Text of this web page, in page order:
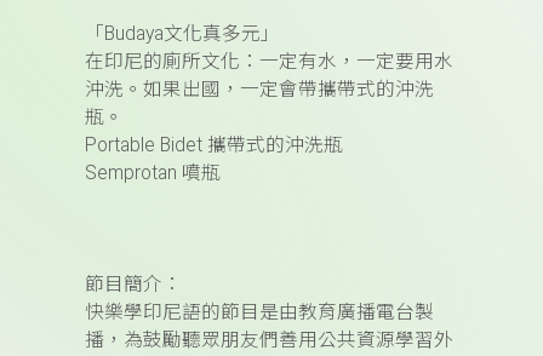
「 Budaya文化真多元」
在印尼的廁所文化：一定有水，一定要用水
沖洗。如果出國，一定會帶攜帶式的沖洗
瓶。
Portable Bidet 攜帶式的沖洗瓶
Semprotan 噴瓶
節目簡介：
快樂學印尼語的節目是由教育廣播電台製
播，為鼓勵聽眾朋友們善用公共資源學習外